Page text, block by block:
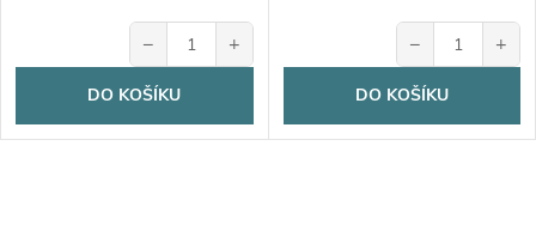
− +
DO KOŠÍKU
− +
DO KOŠÍKU